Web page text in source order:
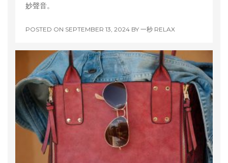
妙聲音。
POSTED ON SEPTEMBER 13, 2024 BY 一秒 RELAX